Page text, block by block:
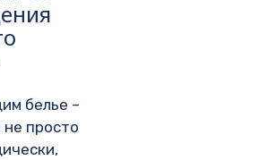
белье –
не просто